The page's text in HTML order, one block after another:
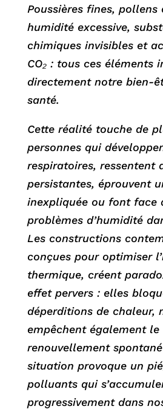
Poussières fines, pollens
humidité excessive,
chimiques invisibles et
CO₂ : tous ces éléments
directement notre bien-
santé.
Cette réalité touche de
personnes qui
respiratoires, ressentent
persistantes, éprouvent
inexpliquée ou font face
problèmes d’humidité
Les constructions
conçues pour optimiser
thermique, créent
effet pervers : elles
déperditions de chaleur,
empêchent également le
renouvellement
situation provoque un
polluants qui
progressivement dans